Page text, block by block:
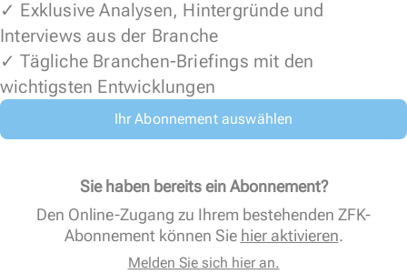
✓ Exklusive Analysen, Hintergründe und
Interviews aus der Branche
✓ Tägliche Branchen-Briefings mit den
wichtigsten Entwicklungen
Ihr Abonnement auswählen
Sie haben bereits ein Abonnement?
Den Online-Zugang zu Ihrem bestehenden ZFK-
Abonnement können Sie hier aktivieren.
Melden Sie sich hier an.